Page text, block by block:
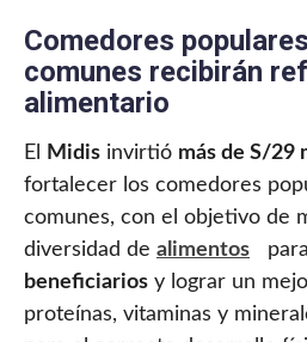
Comedores
comunes recibirán
alimentario
El Midis invirtió más de S/29
fortalecer los comedores
comunes, con el objetivo de
diversidad de alimentos para
beneficiarios y lograr un
proteínas, vitaminas y